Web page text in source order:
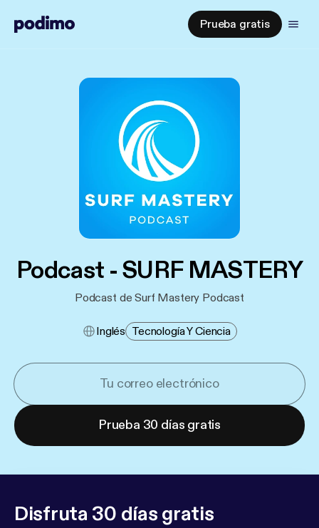
Prueba gratis
Podcast - SURF MASTERY
Podcast de Surf Mastery Podcast
Inglés Tecnología Y Ciencia
Prueba 30 días gratis
Disfruta 30 días gratis